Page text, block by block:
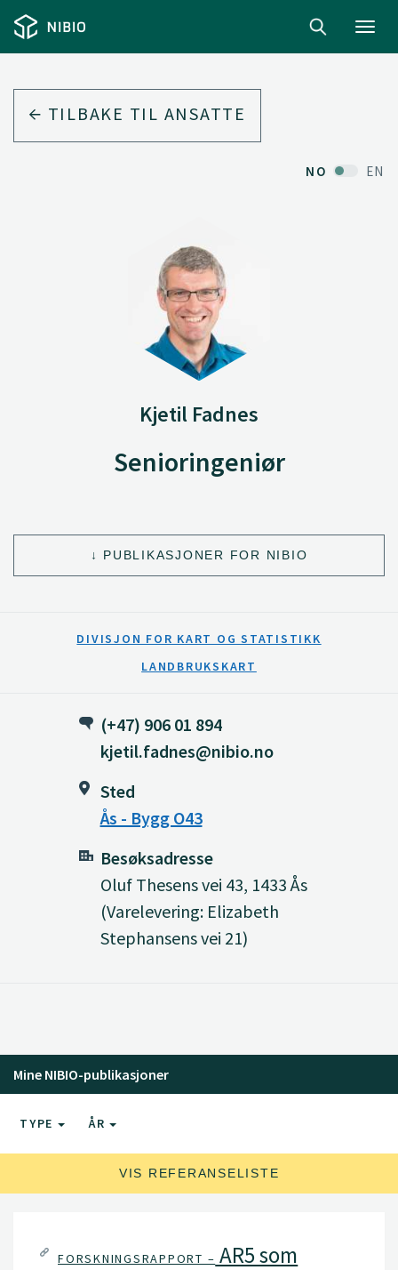
TILBAKE TIL ANSATTE
NO EN
Kjetil Fadnes
Senioringeniør
PUBLIKASJONER FOR NIBIO
DIVISJON FOR KART OG STATISTIKK
LANDBRUKSKART
(+47) 906 01 894
kjetil.fadnes@nibio.no
Sted
Ås - Bygg O43
Besøksadresse
Oluf Thesens vei 43, 1433 Ås
(Varelevering: Elizabeth
Stephansens vei 21)
Mine NIBIO-publikasjoner
TYPE ÅR
VIS REFERANSELISTE
FORSKNINGSRAPPORT – AR5 som